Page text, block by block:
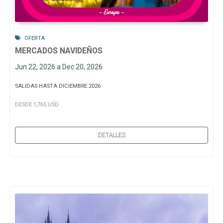
OFERTA
MERCADOS NAVIDEÑOS
Jun 22, 2026 a Dec 20, 2026
SALIDAS HASTA DICIEMBRE 2026
DESDE 1,765 USD
DETALLES